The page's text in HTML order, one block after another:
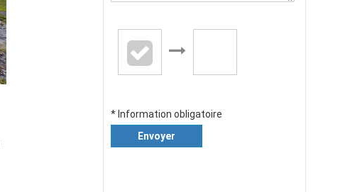
* Information obligatoire
Envoyer